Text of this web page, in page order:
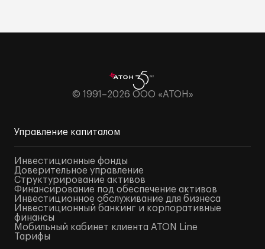
© 1991–2026 ООО «АТОН»
Управление капиталом
Инвестиционные фонды
Доверительное управление
Структурирование активов
Финансирование под обеспечение активов
Инвестиционное обслуживание для бизнеса
Инвестиционный банкинг и корпоративные
финансы
Мобильный кабинет клиента ATON Line
Тарифы